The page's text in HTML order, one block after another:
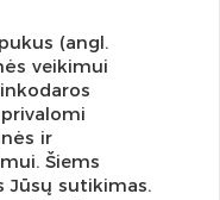
(angl.
veikimui
ir
Šiems
Jūsų sutikimas.